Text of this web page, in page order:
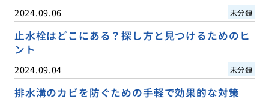
2024.09.06 未分類
止水栓はどこにある？探し方と見つけるためのヒ
ント
2024.09.04 未分類
排水溝のカビを防ぐための手軽で効果的な対策